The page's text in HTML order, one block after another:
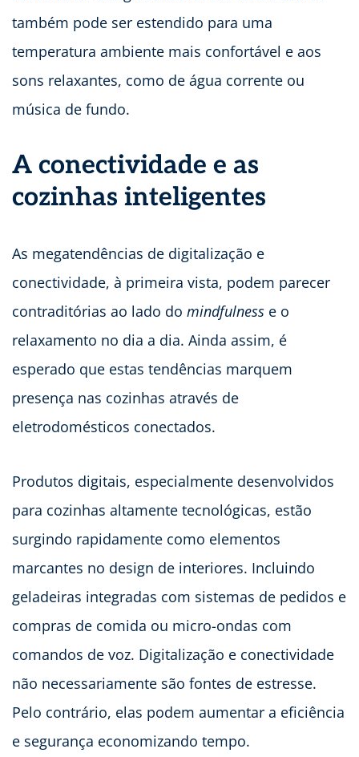
também pode ser estendido para uma
temperatura ambiente mais confortável e aos
sons relaxantes, como de água corrente ou
música de fundo.
A conectividade e as
cozinhas inteligentes
As megatendências de digitalização e
conectividade, à primeira vista, podem parecer
contraditórias ao lado do mindfulness e o
relaxamento no dia a dia. Ainda assim, é
esperado que estas tendências marquem
presença nas cozinhas através de
eletrodomésticos conectados.
Produtos digitais, especialmente desenvolvidos
para cozinhas altamente tecnológicas, estão
surgindo rapidamente como elementos
marcantes no design de interiores. Incluindo
geladeiras integradas com sistemas de pedidos e
compras de comida ou micro-ondas com
comandos de voz. Digitalização e conectividade
não necessariamente são fontes de estresse.
Pelo contrário, elas podem aumentar a eficiência
e segurança economizando tempo.